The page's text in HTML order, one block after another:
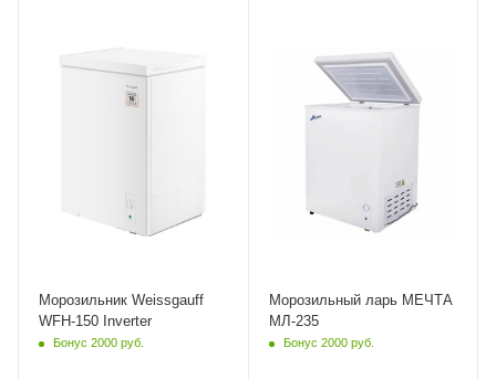
Морозильник Weissgauff
WFH-150 Inverter
Бонус 2000 руб.
от 100 до 200 л
Морозильный ларь МЕЧТА
МЛ-235
Бонус 2000 руб.